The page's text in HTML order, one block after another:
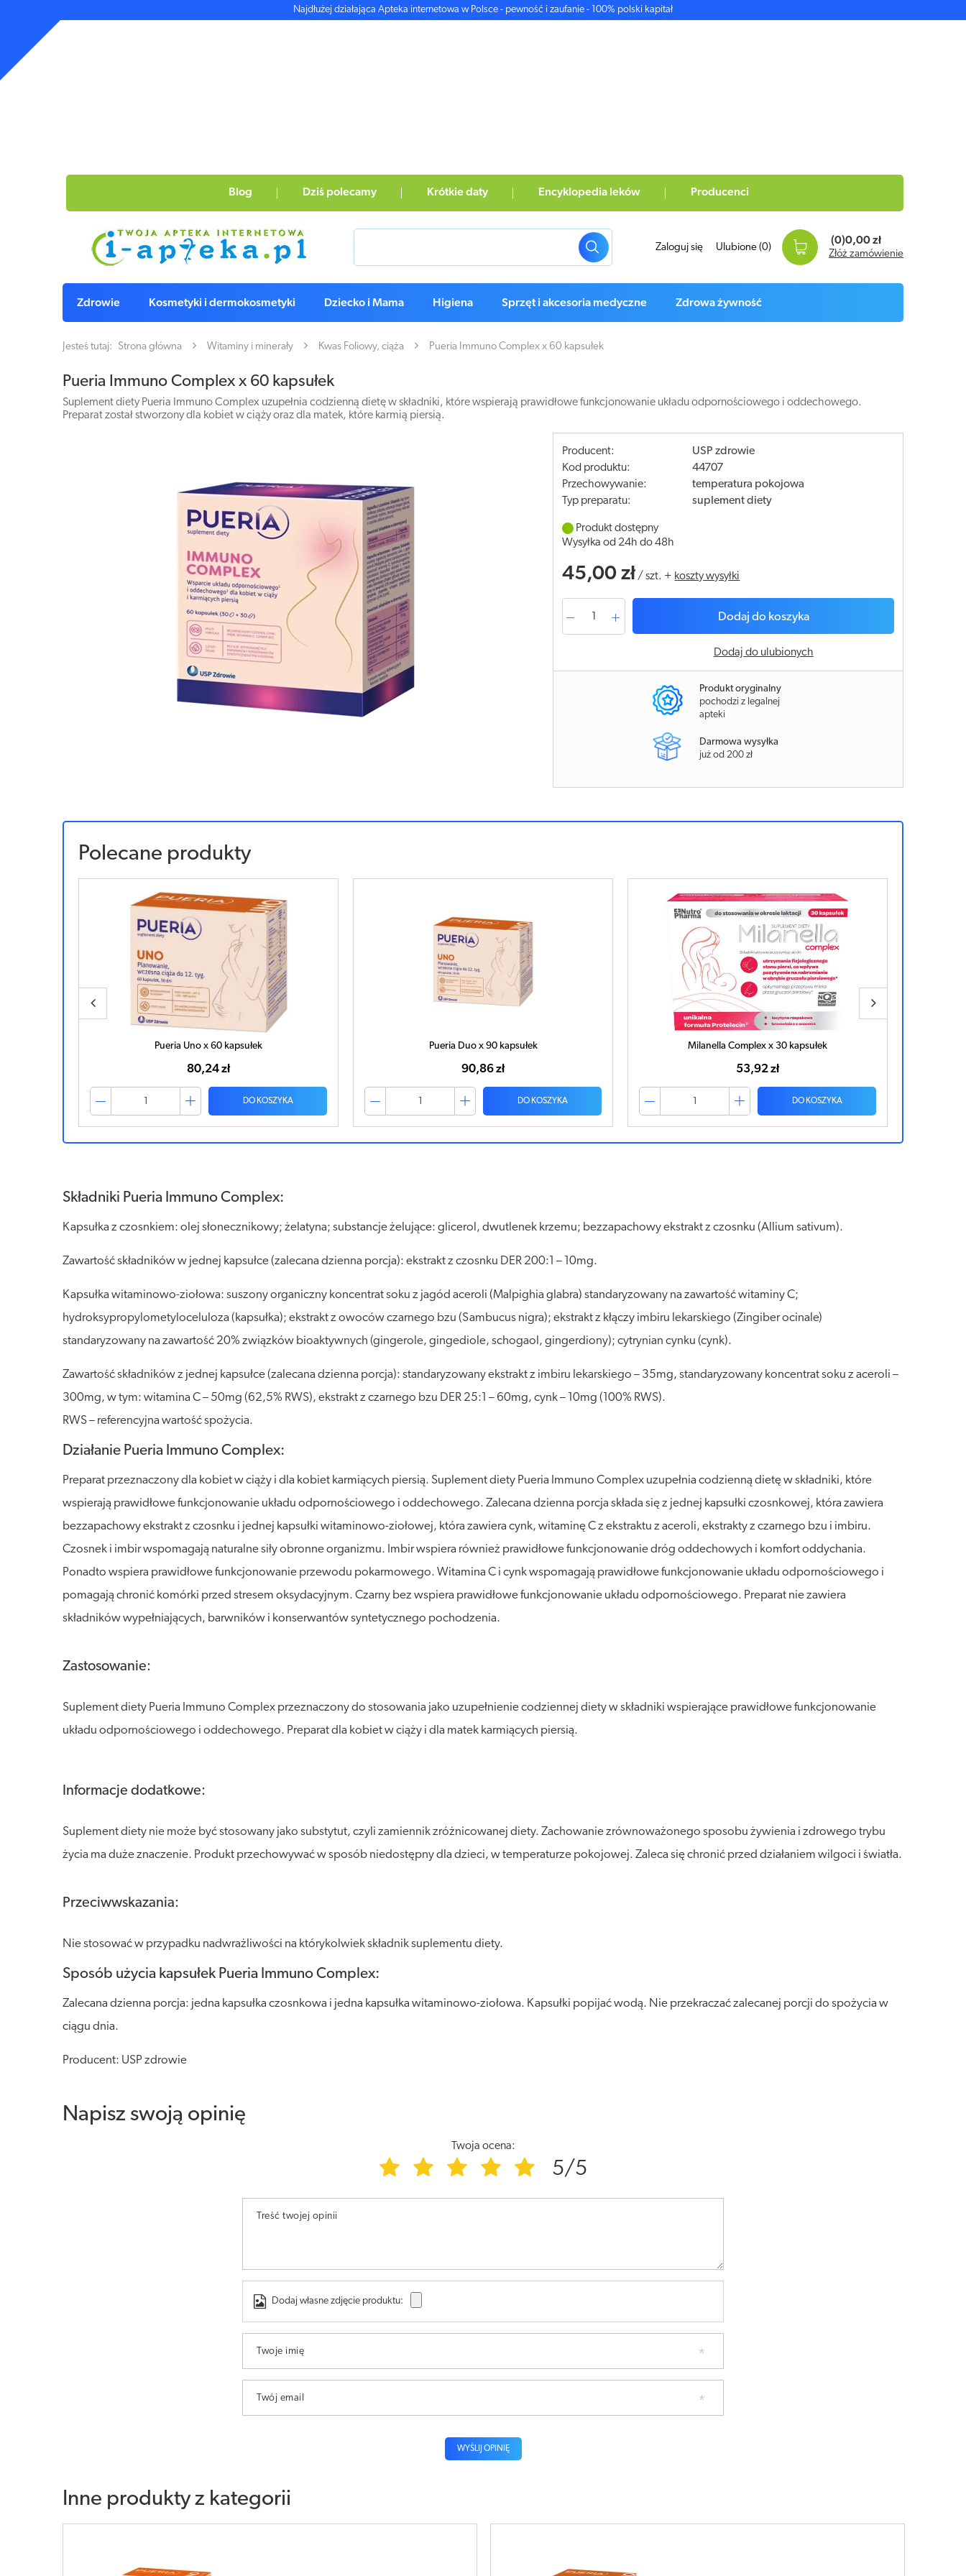
Najdłużej działająca Apteka internetowa w Polsce - pewność i zaufanie - 100% polski kapitał
Blog Dziś polecamy Krótkie daty Encyklopedia leków Producenci
Zaloguj się Ulubione (0)
(0)0,00 zł
Złóż zamówienie
Zdrowie Kosmetyki i dermokosmetyki Dziecko i Mama Higiena Sprzęt i akcesoria medyczne Zdrowa żywność
Jesteś tutaj: Strona główna Witaminy i minerały Kwas Foliowy, ciąża Pueria Immuno Complex x 60 kapsułek
Pueria Immuno Complex x 60 kapsułek
Suplement diety Pueria Immuno Complex uzupełnia codzienną dietę w składniki, które wspierają prawidłowe funkcjonowanie układu odpornościowego i oddechowego.
Preparat został stworzony dla kobiet w ciąży oraz dla matek, które karmią piersią.
Producent:
USP zdrowie
Kod produktu:
44707
Przechowywanie:
temperatura pokojowa
Typ preparatu:
suplement diety
Produkt dostępny
Wysyłka od 24h do 48h
45,00 zł /szt. + koszty wysyłki
Dodaj do koszyka
Dodaj do ulubionych
Produkt oryginalny
pochodzi z legalnej
apteki
Darmowa wysyłka
już od 200 zł
Polecane produkty
Pueria Uno x 60 kapsułek
80,24 zł
DO KOSZYKA
Pueria Duo x 90 kapsułek
90,86 zł
DO KOSZYKA
Milanella Complex x 30 kapsułek
53,92 zł
DO KOSZYKA
Składniki Pueria Immuno Complex:
Kapsułka z czosnkiem: olej słonecznikowy; żelatyna; substancje żelujące: glicerol, dwutlenek krzemu; bezzapachowy ekstrakt z czosnku (Allium sativum).
Zawartość składników w jednej kapsułce (zalecana dzienna porcja): ekstrakt z czosnku DER 200:1 – 10mg.
Kapsułka witaminowo-ziołowa: suszony organiczny koncentrat soku z jagód aceroli (Malpighia glabra) standaryzowany na zawartość witaminy C;
hydroksypropylometyloceluloza (kapsułka); ekstrakt z owoców czarnego bzu (Sambucus nigra); ekstrakt z kłączy imbiru lekarskiego (Zingiber ocinale)
standaryzowany na zawartość 20% związków bioaktywnych (gingerole, gingediole, schogaol, gingerdiony); cytrynian cynku (cynk).
Zawartość składników z jednej kapsułce (zalecana dzienna porcja): standaryzowany ekstrakt z imbiru lekarskiego – 35mg, standaryzowany koncentrat soku z aceroli –
300mg, w tym: witamina C – 50mg (62,5% RWS), ekstrakt z czarnego bzu DER 25:1 – 60mg, cynk – 10mg (100% RWS).
RWS – referencyjna wartość spożycia.
Działanie Pueria Immuno Complex:
Preparat przeznaczony dla kobiet w ciąży i dla kobiet karmiących piersią. Suplement diety Pueria Immuno Complex uzupełnia codzienną dietę w składniki, które
wspierają prawidłowe funkcjonowanie układu odpornościowego i oddechowego. Zalecana dzienna porcja składa się z jednej kapsułki czosnkowej, która zawiera
bezzapachowy ekstrakt z czosnku i jednej kapsułki witaminowo-ziołowej, która zawiera cynk, witaminę C z ekstraktu z aceroli, ekstrakty z czarnego bzu i imbiru.
Czosnek i imbir wspomagają naturalne siły obronne organizmu. Imbir wspiera również prawidłowe funkcjonowanie dróg oddechowych i komfort oddychania.
Ponadto wspiera prawidłowe funkcjonowanie przewodu pokarmowego. Witamina C i cynk wspomagają prawidłowe funkcjonowanie układu odpornościowego i
pomagają chronić komórki przed stresem oksydacyjnym. Czarny bez wspiera prawidłowe funkcjonowanie układu odpornościowego. Preparat nie zawiera
składników wypełniających, barwników i konserwantów syntetycznego pochodzenia.
Zastosowanie:
Suplement diety Pueria Immuno Complex przeznaczony do stosowania jako uzupełnienie codziennej diety w składniki wspierające prawidłowe funkcjonowanie
układu odpornościowego i oddechowego. Preparat dla kobiet w ciąży i dla matek karmiących piersią.
Informacje dodatkowe:
Suplement diety nie może być stosowany jako substytut, czyli zamiennik zróżnicowanej diety. Zachowanie zrównoważonego sposobu żywienia i zdrowego trybu
życia ma duże znaczenie. Produkt przechowywać w sposób niedostępny dla dzieci, w temperaturze pokojowej. Zaleca się chronić przed działaniem wilgoci i światła.
Przeciwwskazania:
Nie stosować w przypadku nadwrażliwości na którykolwiek składnik suplementu diety.
Sposób użycia kapsułek Pueria Immuno Complex:
Zalecana dzienna porcja: jedna kapsułka czosnkowa i jedna kapsułka witaminowo-ziołowa. Kapsułki popijać wodą. Nie przekraczać zalecanej porcji do spożycia w
ciągu dnia.
Producent: USP zdrowie
Napisz swoją opinię
Twoja ocena:
5/5
Treść twojej opinii
Dodaj własne zdjęcie produktu:
Twoje imię
Twój email
WYŚLIJ OPINIĘ
Inne produkty z kategorii